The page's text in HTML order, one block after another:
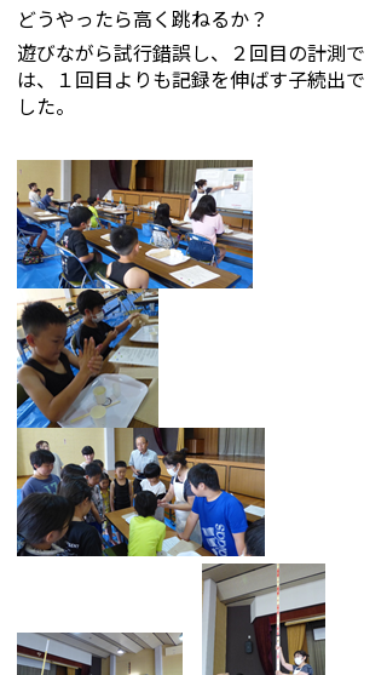
どうやったら高く跳ねるか？
遊びながら試行錯誤し、２回目の計測で
は、１回目よりも記録を伸ばす子続出で
した。